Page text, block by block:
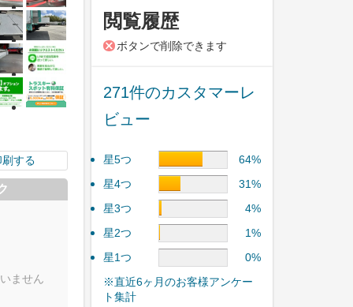
刷する
ません
閲覧履歴
ボタンで削除できます
271件のカスタマーレ
ビュー
星5つ
64%
星4つ
31%
星3つ
4%
星2つ
1%
星1つ
0%
※直近6ヶ月のお客様アンケー
ト集計